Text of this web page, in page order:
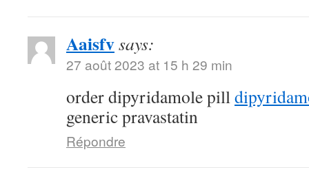
Aaisfvsays:
27 août 2023 at 15 h 29 min
order dipyridamole pill
generic pravastatin
Répondre